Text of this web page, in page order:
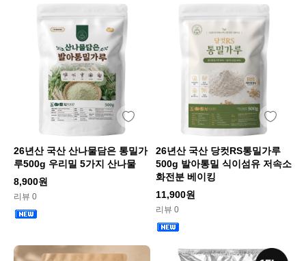
26년산 국산 산나물담은 통밀가
루500g 우리밀 5가지 산나물
8,900원
리뷰 0
26년산 국산 당컷RS통밀가루
500g 발아통밀 식이섬유 저속소
화전분 베이킹
11,900원
리뷰 0